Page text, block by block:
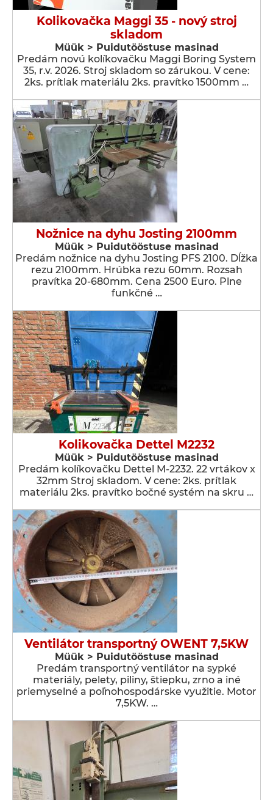
Kolikovačka Maggi 35 - nový stroj
skladom
Müük > Puidutööstuse masinad
Predám novú kolíkovačku Maggi Boring System
35, r.v. 2026. Stroj skladom so zárukou. V cene:
2ks. prítlak materiálu 2ks. pravítko 1500mm …
Nožnice na dyhu Josting 2100mm
Müük > Puidutööstuse masinad
Predám nožnice na dyhu Josting PFS 2100. Dĺžka
rezu 2100mm. Hrúbka rezu 60mm. Rozsah
pravítka 20-680mm. Cena 2500 Euro. Plne
funkčné …
Kolikovačka Dettel M2232
Müük > Puidutööstuse masinad
Predám kolíkovačku Dettel M-2232. 22 vrtákov x
32mm Stroj skladom. V cene: 2ks. prítlak
materiálu 2ks. pravítko bočné systém na skru …
Ventilátor transportný OWENT 7,5KW
Müük > Puidutööstuse masinad
Predám transportný ventilátor na sypké
materiály, pelety, piliny, štiepku, zrno a iné
priemyselné a poľnohospodárske využitie. Motor
7,5KW. …